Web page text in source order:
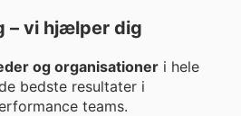
– vi hjælper dig
og organisationer i hele
bedste resultater i
teams.